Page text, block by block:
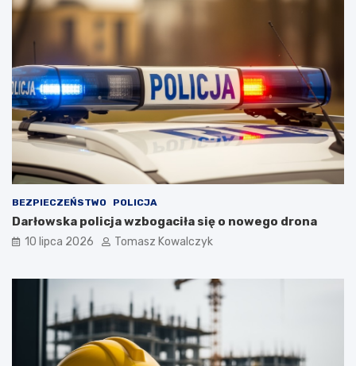
BEZPIECZEŃSTWO POLICJA
Darłowska policja wzbogaciła się o nowego drona
10 lipca 2026 Tomasz Kowalczyk